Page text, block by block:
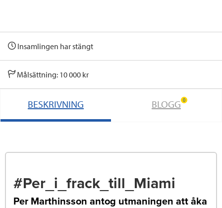
Insamlingen har stängt
Målsättning: 10 000 kr
BESKRIVNING BLOGG 0
#Per_i_frack_till_Miami
Per Marthinsson antog utmaningen att åka